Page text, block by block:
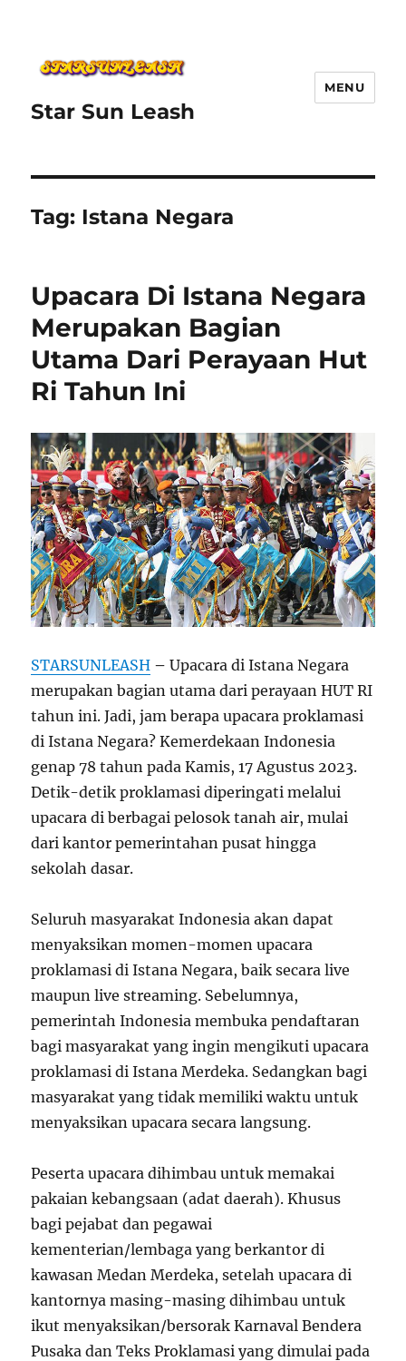
Star Sun Leash
MENU
Tag: Istana Negara
Upacara Di Istana Negara
Merupakan Bagian
Utama Dari Perayaan Hut
Ri Tahun Ini
STARSUNLEASH –Upacara di Istana Negara
merupakan bagian utama dari perayaan HUT RI
tahun ini. Jadi, jam berapa upacara proklamasi
di Istana Negara? Kemerdekaan Indonesia
genap 78 tahun pada Kamis, 17 Agustus 2023.
Detik-detik proklamasi diperingati melalui
upacara di berbagai pelosok tanah air, mulai
dari kantor pemerintahan pusat hingga
sekolah dasar.
Seluruh masyarakat Indonesia akan dapat
menyaksikan momen-momen upacara
proklamasi di Istana Negara, baik secara live
maupun live streaming. Sebelumnya,
pemerintah Indonesia membuka pendaftaran
bagi masyarakat yang ingin mengikuti upacara
proklamasi di Istana Merdeka. Sedangkan bagi
masyarakat yang tidak memiliki waktu untuk
menyaksikan upacara secara langsung.
Peserta upacara dihimbau untuk memakai
pakaian kebangsaan (adat daerah). Khusus
bagi pejabat dan pegawai
kementerian/lembaga yang berkantor di
kawasan Medan Merdeka, setelah upacara di
kantornya masing-masing dihimbau untuk
ikut menyaksikan/bersorak Karnaval Bendera
Pusaka dan Teks Proklamasi yang dimulai pada